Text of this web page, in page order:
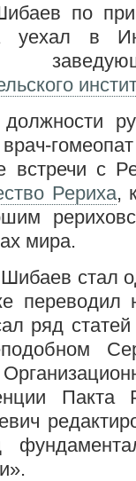
по
уехал в
встречи с
Рериха,
мира.
стал
переводил
ряд
Пакта